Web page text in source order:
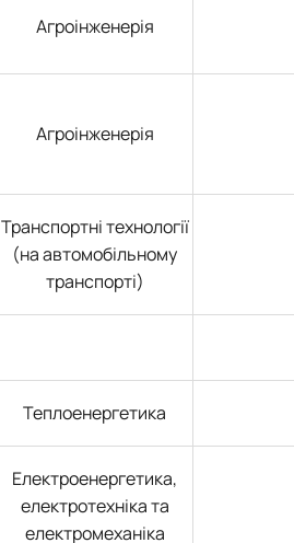
Агроінженерія
Агроінженерія
Транспортні технології
(на автомобільному
транспорті)
Теплоенергетика
Електроенергетика,
електротехніка та
електромеханіка